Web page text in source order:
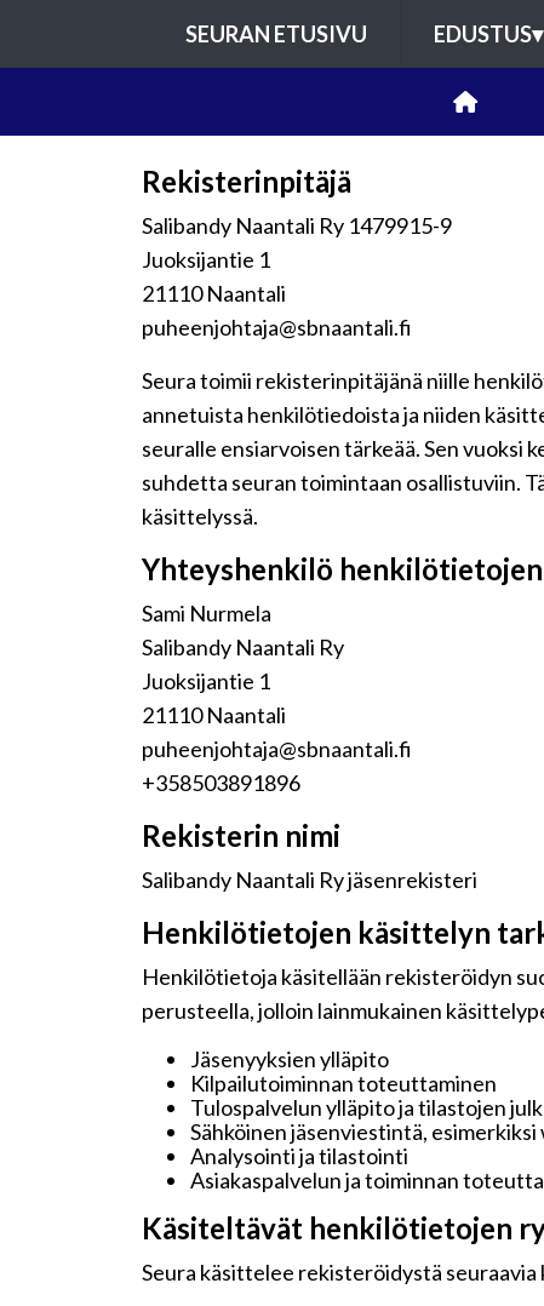
SEURAN ETUSIVU EDUSTUS▾
Rekisterinpitäjä
Salibandy Naantali Ry 1479915-9
Juoksijantie 1
21110 Naantali
puheenjohtaja@sbnaantali.fi
Seura toimii rekisterinpitäjänä niille
annetuista henkilötiedoista ja niiden
seuralle ensiarvoisen tärkeää. Sen vuoksi
suhdetta seuran toimintaan osallistuviin.
käsittelyssä.
Yhteyshenkilö henkilötietojen
Sami Nurmela
Salibandy Naantali Ry
Juoksijantie 1
21110 Naantali
puheenjohtaja@sbnaantali.fi
+358503891896
Rekisterin nimi
Salibandy Naantali Ry jäsenrekisteri
Henkilötietojen käsittelyn
Henkilötietoja käsitellään rekisteröidyn
perusteella, jolloin lainmukainen
Jäsenyyksien ylläpito
Kilpailutoiminnan toteuttaminen
Tulospalvelun ylläpito ja tilastojen
Sähköinen jäsenviestintä,
Analysointi ja tilastointi
Asiakaspalvelun ja toiminnan
Käsiteltävät henkilötietojen
Seura käsittelee rekisteröidystä